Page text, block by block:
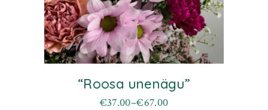
“Roosa unenägu”
€37.00–€67.00